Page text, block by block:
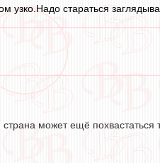
стараться
может ещё похвастаться